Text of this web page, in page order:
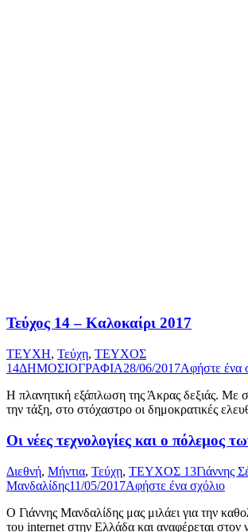
Τεύχος 14 – Καλοκαίρι 2017
ΤΕΥΧΗ, Τεύχη, ΤΕΥΧΟΣ
14ΔΗΜΟΣΙΟΓΡΑΦΙΑ28/06/2017Αφήστε ένα
Η πλανητική εξάπλωση της Άκρας δεξιάς. Με
την τάξη, στο στόχαστρο οι δημοκρατικές
Οι νέες τεχνολογίες και ο πόλεµος
Διεθνή, Μήντια, Τεύχη, ΤΕΥΧΟΣ 13Γιάννης
Μανδαλίδης11/05/2017Αφήστε ένα σχόλιο
Ο Γιάννης Μανδαλίδης μας μιλάει για την
του internet στην Ελλάδα και αναφέρεται